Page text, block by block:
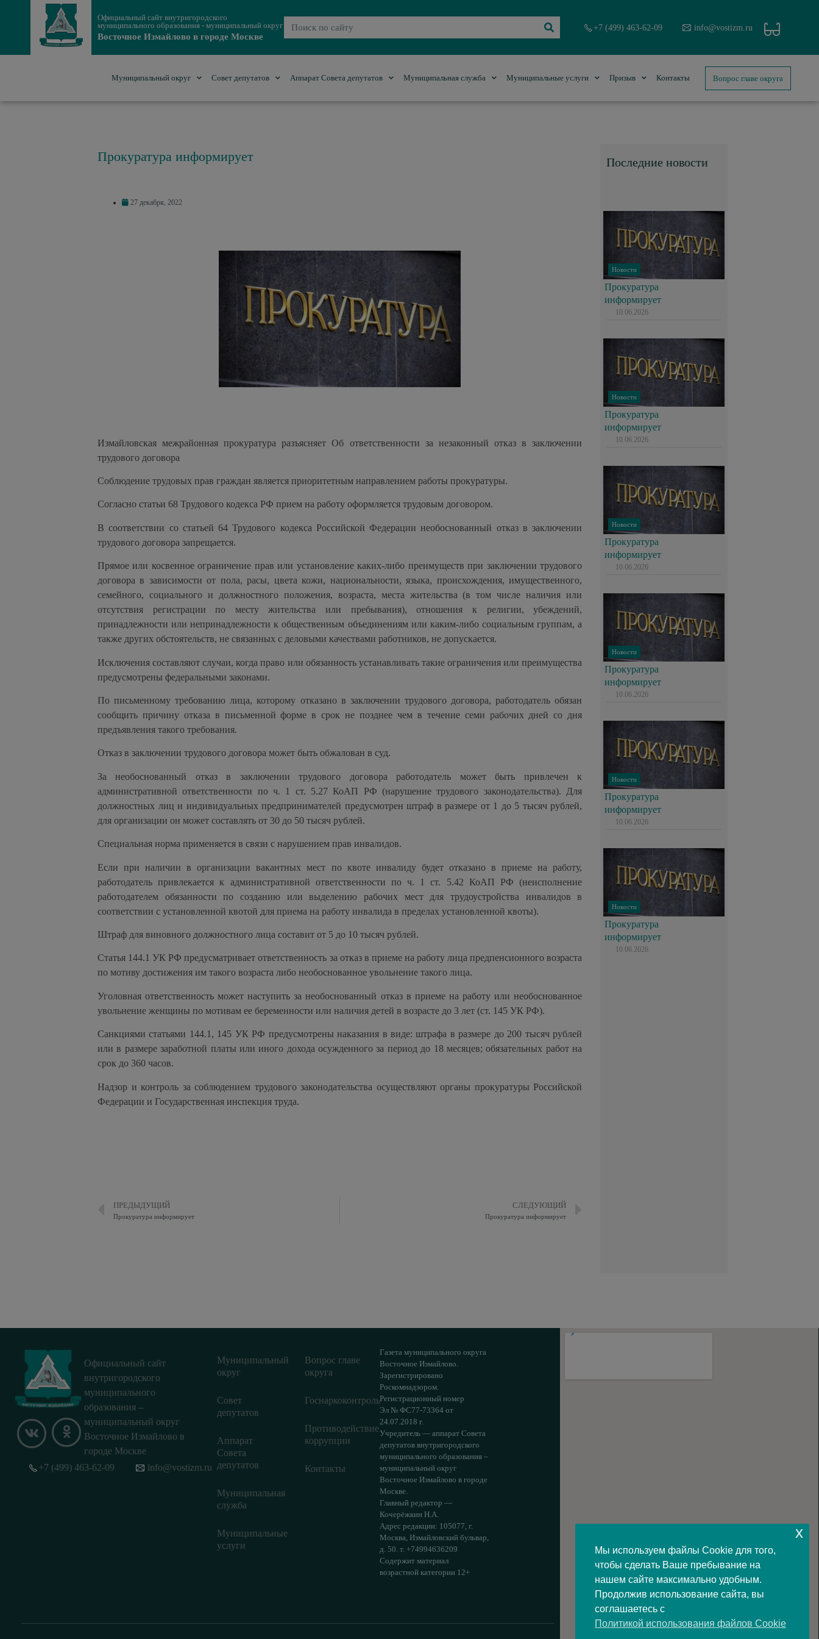
Официальный сайт внутригородского
муниципального образования - муниципальный округ
Восточное Измайлово в городе Москве
+7 (499) 463-62-09 info@vostizm.ru
Муниципальный округ Совет депутатов Аппарат Совета депутатов Муниципальная служба Муниципальные услуги Призыв Контакты Вопрос главе округа
Прокуратура информирует
27 декабря, 2022
Измайловская межрайонная прокуратура разъясняет Об ответственности за незаконный отказ в заключении
трудового договора
Соблюдение трудовых прав граждан является приоритетным направлением работы прокуратуры.
Согласно статьи 68 Трудового кодекса РФ прием на работу оформляется трудовым договором.
В соответствии со статьей 64 Трудового кодекса Российской Федерации необоснованный отказ в заключении
трудового договора запрещается.
Прямое или косвенное ограничение прав или установление каких-либо преимуществ при заключении трудового
договора в зависимости от пола, расы, цвета кожи, национальности, языка, происхождения, имущественного,
семейного, социального и должностного положения, возраста, места жительства (в том числе наличия или
отсутствия регистрации по месту жительства или пребывания), отношения к религии, убеждений,
принадлежности или непринадлежности к общественным объединениям или каким-либо социальным группам, а
также других обстоятельств, не связанных с деловыми качествами работников, не допускается.
Исключения составляют случаи, когда право или обязанность устанавливать такие ограничения или преимущества
предусмотрены федеральными законами.
По письменному требованию лица, которому отказано в заключении трудового договора, работодатель обязан
сообщить причину отказа в письменной форме в срок не позднее чем в течение семи рабочих дней со дня
предъявления такого требования.
Отказ в заключении трудового договора может быть обжалован в суд.
За необоснованный отказ в заключении трудового договора работодатель может быть привлечен к
административной ответственности по ч. 1 ст. 5.27 КоАП РФ (нарушение трудового законодательства). Для
должностных лиц и индивидуальных предпринимателей предусмотрен штраф в размере от 1 до 5 тысяч рублей,
для организации он может составлять от 30 до 50 тысяч рублей.
Специальная норма применяется в связи с нарушением прав инвалидов.
Если при наличии в организации вакантных мест по квоте инвалиду будет отказано в приеме на работу,
работодатель привлекается к административной ответственности по ч. 1 ст. 5.42 КоАП РФ (неисполнение
работодателем обязанности по созданию или выделению рабочих мест для трудоустройства инвалидов в
соответствии с установленной квотой для приема на работу инвалида в пределах установленной квоты).
Штраф для виновного должностного лица составит от 5 до 10 тысяч рублей.
Статья 144.1 УК РФ предусматривает ответственность за отказ в приеме на работу лица предпенсионного возраста
по мотиву достижения им такого возраста либо необоснованное увольнение такого лица.
Уголовная ответственность может наступить за необоснованный отказ в приеме на работу или необоснованное
увольнение женщины по мотивам ее беременности или наличия детей в возрасте до 3 лет (ст. 145 УК РФ).
Санкциями статьями 144.1, 145 УК РФ предусмотрены наказания в виде: штрафа в размере до 200 тысяч рублей
или в размере заработной платы или иного дохода осужденного за период до 18 месяцев; обязательных работ на
срок до 360 часов.
Надзор и контроль за соблюдением трудового законодательства осуществляют органы прокуратуры Российской
Федерации и Государственная инспекция труда.
ПРЕДЫДУЩИЙ
Прокуратура информирует
СЛЕДУЮЩИЙ
Прокуратура информирует
Последние новости
Новости
Прокуратура
информирует
10.06.2026
Новости
Прокуратура
информирует
10.06.2026
Новости
Прокуратура
информирует
10.06.2026
Новости
Прокуратура
информирует
10.06.2026
Новости
Прокуратура
информирует
10.06.2026
Новости
Прокуратура
информирует
10.06.2026
Официальный сайт
внутригородского
муниципального
образования –
муниципальный округ
Восточное Измайлово в
городе Москве
Муниципальный
округ
Совет
депутатов
Аппарат
Совета
депутатов
Муниципальная
служба
Муниципальные
услуги
Вопрос главе
округа
Госнаркоконтроль
Противодействие
коррупции
Контакты
Газета муниципального округа
Восточное Измайлово.
Зарегистрировано
Роскомнадзором.
Регистрационный номер
Эл № ФС77-73364 от
24.07.2018 г.
Учредитель — аппарат Совета
депутатов внутригородского
муниципального образования –
муниципальный округ
Восточное Измайлово в городе
Москве.
Главный редактор —
Кочерёжкин Н.А.
Адрес редакции: 105077, г.
Москва, Измайловский бульвар,
д. 50. т. +74994636209
Содержит материал
возрастной категории 12+
+7 (499) 463-62-09 info@vostizm.ru
Мы используем файлы Cookie для того,
чтобы сделать Ваше пребывание на
нашем сайте максимально удобным.
Продолжив использование сайта, вы
соглашаетесь с
Политикой использования файлов Cookie
x